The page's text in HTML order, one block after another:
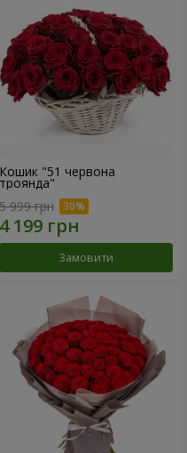
Кошик "51 червона
троянда"
5 999 грн
Замовити